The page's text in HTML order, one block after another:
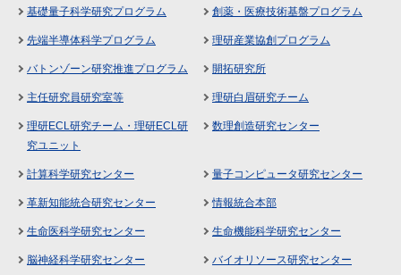
基礎量子科学研究プログラム 創薬・医療技術基盤プログラム
先端半導体科学プログラム 理研産業協創プログラム
バトンゾーン研究推進プログラム 開拓研究所
主任研究員研究室等 理研白眉研究チーム
理研ECL研究チーム・理研ECL研
究ユニット
数理創造研究センター
計算科学研究センター 量子コンピュータ研究センター
革新知能統合研究センター 情報統合本部
生命医科学研究センター 生命機能科学研究センター
脳神経科学研究センター バイオリソース研究センター